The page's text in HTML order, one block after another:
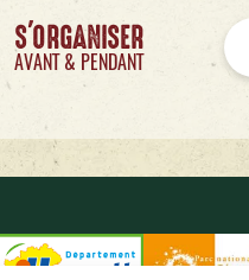
S'ORGANISER
AVANT & PENDANT